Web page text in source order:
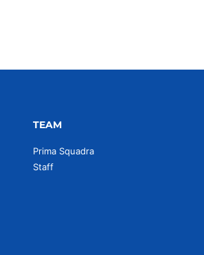
TEAM
Prima Squadra
Staff